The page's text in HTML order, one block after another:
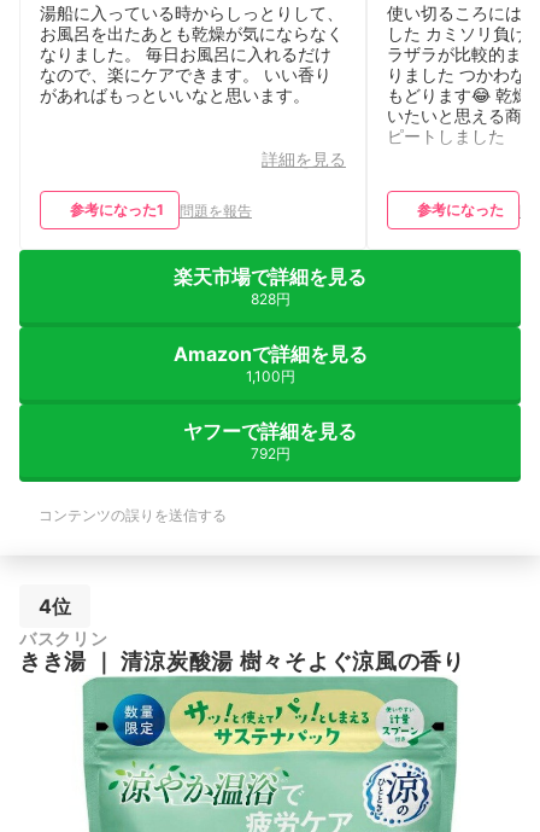
湯船に入っている時からしっとりして、
お風呂を出たあとも乾燥が気にならなく
なりました。 毎日お風呂に入れるだけ
なので、楽にケアできます。 いい香り
があればもっといいなと思います。
詳細を見る
参考になった1 問題を報告
使い切るころには
した カミソリ負け
ラザラが比較的ま
りました つかわな
もどります😂 乾燥
いたいと思える商
ピートしました
参考になった
楽天市場で詳細を見る
828円
Amazonで詳細を見る
1,100円
ヤフーで詳細を見る
792円
コンテンツの誤りを送信する
4位
バスクリン
きき湯 ｜清涼炭酸湯 樹々そよぐ涼風の香り